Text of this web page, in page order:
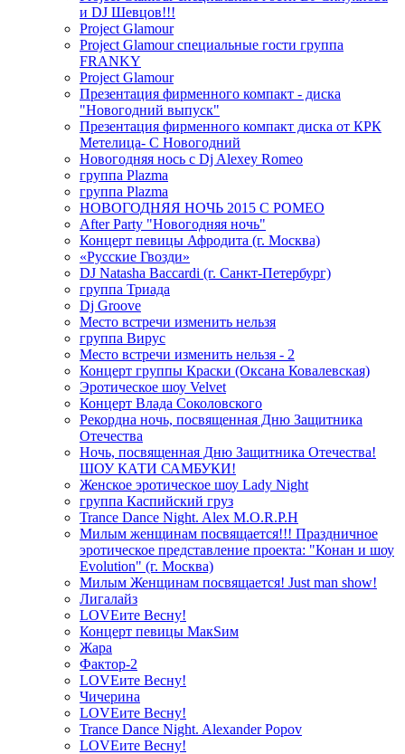
и DJ Шевцов!!!
Project Glamour
Project Glamour специальные гости группа
FRANKY
Project Glamour
Презентация фирменного компакт - диска
"Новогодний выпуск"
Презентация фирменного компакт диска от КРК
Метелица- С Новогодний
Новогодняя нось с Dj Alexey Romeo
группа Plazma
группа Plazma
НОВОГОДНЯЯ НОЧЬ 2015 C РОМЕО
After Party "Новогодняя ночь"
Концерт певицы Афродита (г. Москва)
«Русские Гвозди»
DJ Natasha Baccardi (г. Санкт-Петербург)
группа Триада
Dj Groove
Место встречи изменить нельзя
группа Вирус
Место встречи изменить нельзя - 2
Концерт группы Краски (Оксана Ковалевская)
Эротическое шоу Velvet
Концерт Влада Соколовского
Рекордна ночь, посвященная Дню Защитника
Отечества
Ночь, посвященная Дню Защитника Отечества!
ШОУ КАТИ САМБУКИ!
Женское эротическое шоу Lady Night
группа Каспийский груз
Trance Dance Night. Alex M.O.R.P.H
Милым женщинам посвящается!!! Праздничное
эротическое представление проекта: "Конан и шоу
Evolution" (г. Москва)
Милым Женщинам посвящается! Just man show!
Лигалайз
LOVEите Весну!
Концерт певицы МакSим
Жара
Фактор-2
LOVEите Весну!
Чичерина
LOVEите Весну!
Trance Dance Night. Alexander Popov
LOVEите Весну!